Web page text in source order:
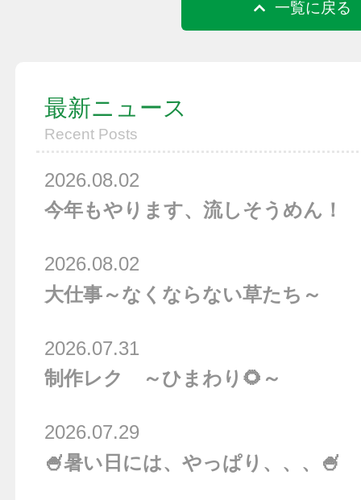
一覧に戻る
最新ニュース
Recent Posts
今年もやります、流しそうめん！
2026.08.02
大仕事～なくならない草たち～
2026.08.02
制作レク ～ひまわり🌻～
2026.07.31
🍧暑い日には、やっぱり、、、🍧
2026.07.29